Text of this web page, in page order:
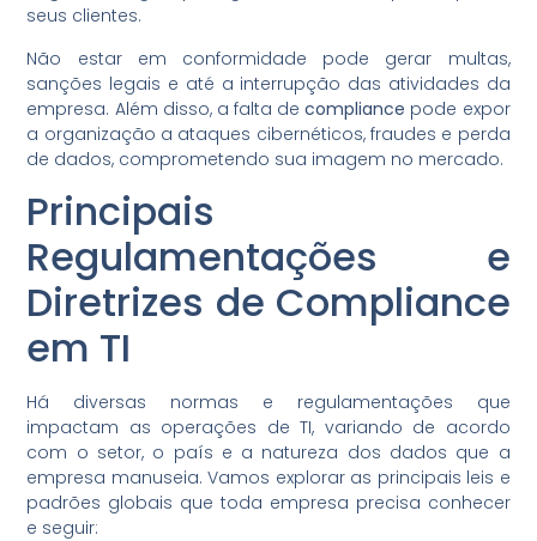
seus clientes.
Não estar em conformidade pode gerar multas,
sanções legais e até a interrupção das atividades da
empresa. Além disso, a falta decompliance pode expor
a organização a ataques cibernéticos, fraudes e perda
de dados, comprometendo sua imagem no mercado.
Principais
Regulamentações e
Diretrizes de Compliance
em TI
Há diversas normas e regulamentações que
impactam as operações de TI, variando de acordo
com o setor, o país e a natureza dos dados que a
empresa manuseia. Vamos explorar as principais leis e
padrões globais que toda empresa precisa conhecer
e seguir: